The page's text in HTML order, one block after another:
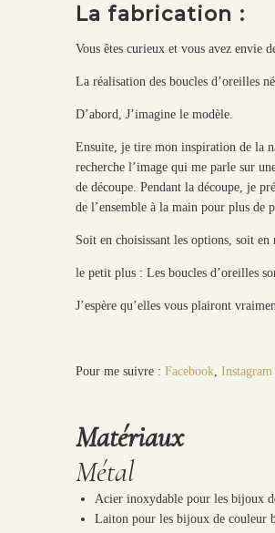
La fabrication :
Vous êtes curieux et vous avez envie
La réalisation des boucles d’oreilles
D’abord, J’imagine le modèle.
Ensuite, je tire mon inspiration de la
recherche l’image qui me parle sur
de découpe. Pendant la découpe, je
de l’ensemble à la main pour plus de
Soit en choisissant les options, soit en
le petit plus : Les boucles d’oreilles
J’espère qu’elles vous plairont
Pour me suivre :Facebook ,Instagram
Matériaux
Métal
Acier inoxydable pour les bijoux
Laiton pour les bijoux de couleur